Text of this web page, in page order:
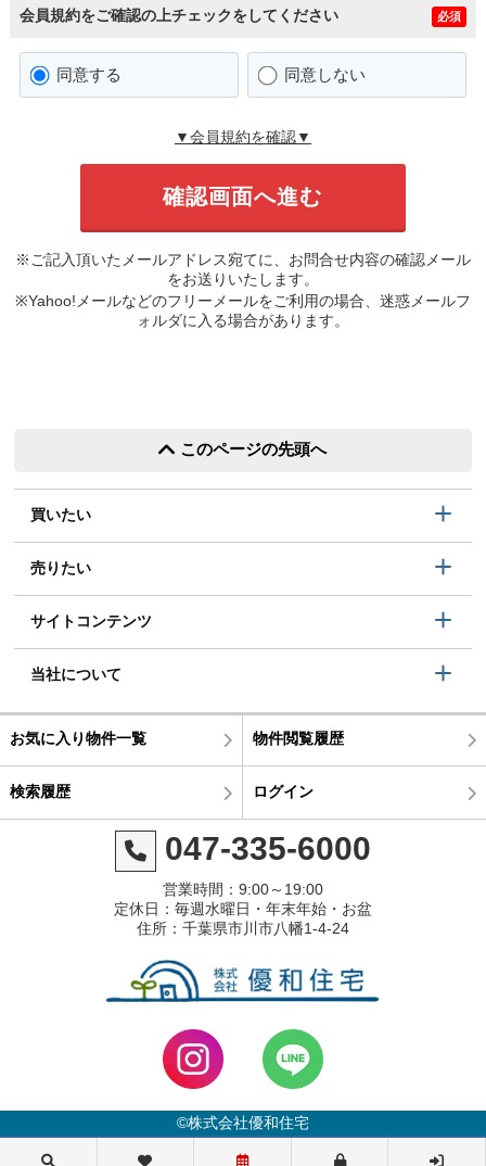
会員規約をご確認の上チェックをしてください 必須
同意する 同意しない
▼会員規約を確認▼
※ご記入頂いたメールアドレス宛てに、お問合せ内容の確認メール
をお送りいたします。
※Yahoo!メールなどのフリーメールをご利用の場合、迷惑メールフ
ォルダに入る場合があります。
このページの先頭へ
買いたい
売りたい
サイトコンテンツ
当社について
お気に入り物件一覧 物件閲覧履歴
検索履歴 ログイン
047-335-6000
営業時間：9:00～19:00
定休日：毎週水曜日・年末年始・お盆
住所：千葉県市川市八幡1-4-24
©株式会社優和住宅